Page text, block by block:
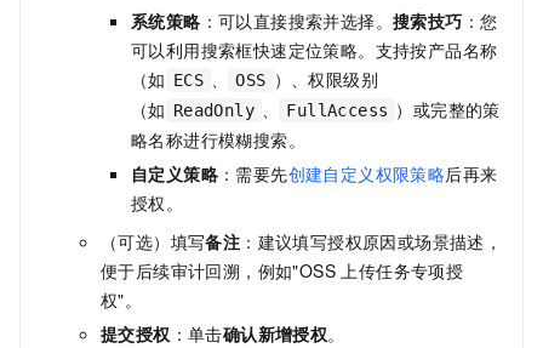
系统策略 ：可以直接搜索并选择。搜索技巧 ：您
可以利用搜索框快速定位策略。支持按产品名称
（如 ECS 、 OSS ）、权限级别
（如 ReadOnly 、 FullAccess ）或完整的策
略名称进行模糊搜索。
自定义策略 ：需要先创建自定义权限策略后再来
授权。
（可选）填写备注 ：建议填写授权原因或场景描述，
便于后续审计回溯，例如"OSS 上传任务专项授
权"。
提交授权 ：单击确认新增授权。